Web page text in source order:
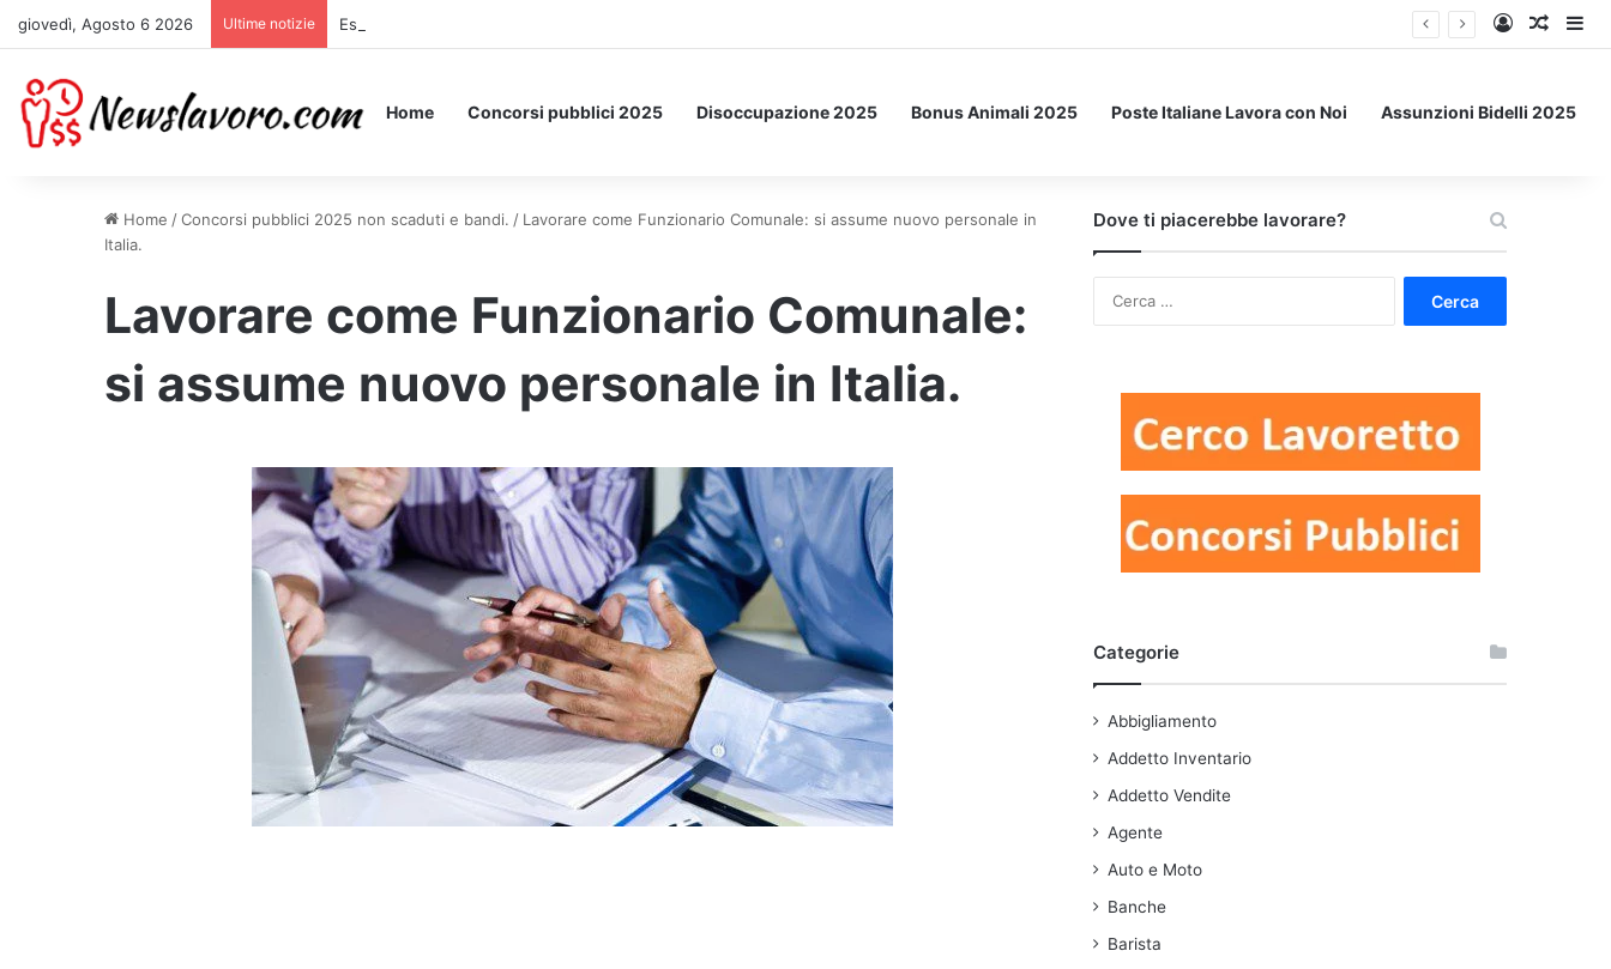
giovedì, Agosto 6 2026 Ultime notizie Essere Pagati per Stare a Letto: ecco l’esperimento spaziale. Accedi
Un
Home Concorsi pubblici 2025 Disoccupazione 2025 Bonus Animali 2025 Poste Italiane Lavora con Noi Assunzioni Bidelli 2025
Home /Concorsi pubblici 2025 non scaduti e bandi. / Lavorare come Funzionario Comunale: si assume nuovo personale in
Italia.
Lavorare come Funzionario Comunale:
si assume nuovo personale in Italia.
Dove ti piacerebbe lavorare?
Categorie
Abbigliamento
Addetto Inventario
Addetto Vendite
Agente
Auto e Moto
Banche
Barista